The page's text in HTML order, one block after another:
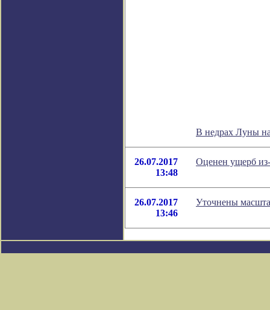
В недрах Луны
26.07.2017
13:48
Оценен ущерб из-
26.07.2017
13:46
Уточнены